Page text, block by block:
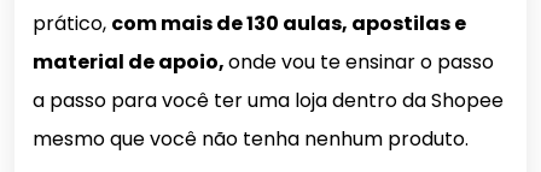
prático, com mais de 130 aulas, apostilas e
material de apoio,onde vou te ensinar o passo
a passo para você ter uma loja dentro da Shopee
mesmo que você não tenha nenhum produto.